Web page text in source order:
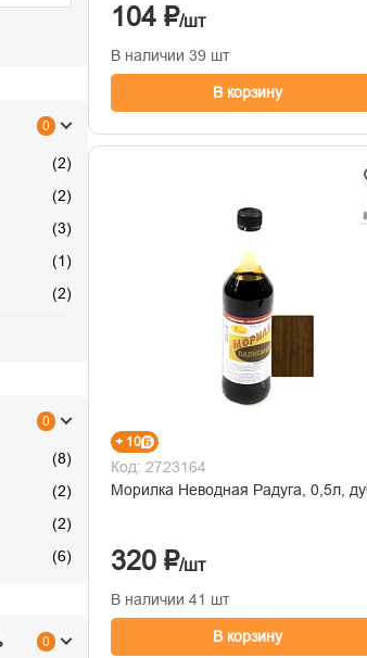
0
(2)
(2)
(3)
(1)
(2)
0
(8)
(2)
(2)
(6)
0
104 ₽/шт
В наличии 39 шт
В корзину
+ 10
Код: 2723164
Морилка Неводная Радуга, 0,5л,
320 ₽/шт
В наличии 41 шт
В корзину